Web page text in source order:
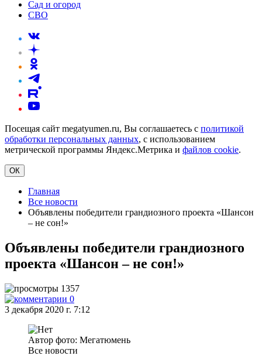
Сад и огород
СВО
Посещая сайт megatyumen.ru, Вы соглашаетесь с политикой
обработки персональных данных, с использованием
метрической программы Яндекс.Метрика и файлов cookie.
ОК
Главная
Все новости
Объявлены победители грандиозного проекта «Шансон
– не сон!»
Объявлены победители грандиозного
проекта «Шансон – не сон!»
1357
0
3 декабря 2020 г. 7:12
Автор фото: Мегатюмень
Все новости